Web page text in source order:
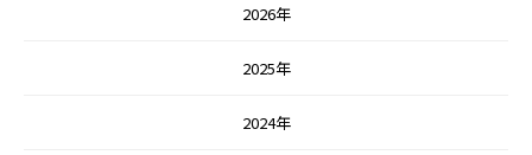
2026年
2025年
2024年